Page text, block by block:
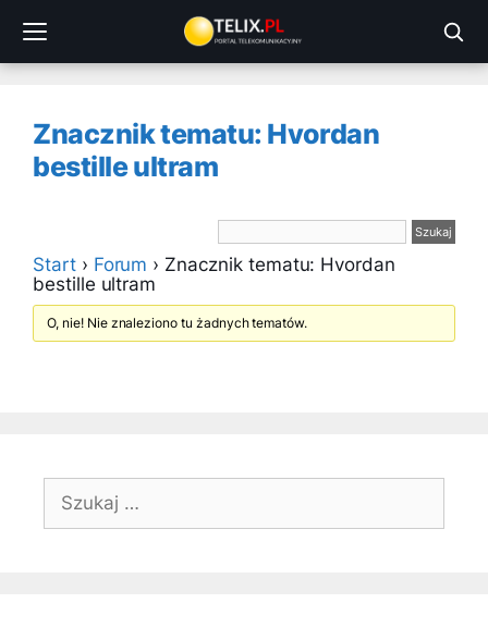
treści
Znacznik tematu: Hvordan
bestille ultram
Start › Forum › Znacznik tematu: Hvordan
bestille ultram
O, nie! Nie znaleziono tu żadnych tematów.
Szukaj: